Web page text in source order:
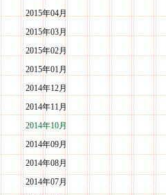
2015年04月
2015年03月
2015年02月
2015年01月
2014年12月
2014年11月
2014年10月
2014年09月
2014年08月
2014年07月